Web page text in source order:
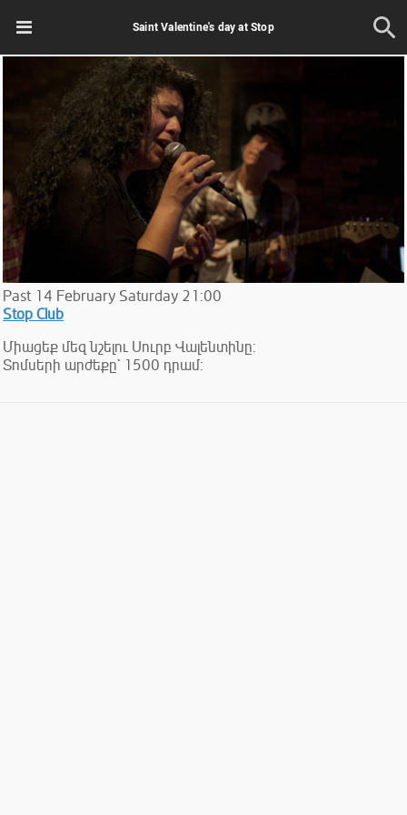
Saint Valentine's day at Stop
Past 14 February Saturday 21:00
Stop Club
Միացեք մեզ նշելու Սուրբ Վալենտինը:
Տոմսերի արժեքը` 1500 դրամ: